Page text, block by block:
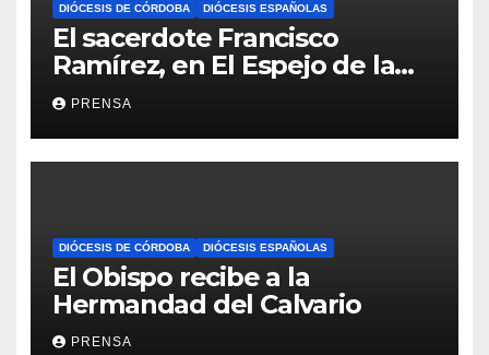
DIÓCESIS DE CÓRDOBA DIÓCESIS ESPAÑOLAS
El sacerdote Francisco
Ramírez, en El Espejo de la
Iglesia
PRENSA
DIÓCESIS DE CÓRDOBA DIÓCESIS ESPAÑOLAS
El Obispo recibe a la
Hermandad del Calvario
PRENSA